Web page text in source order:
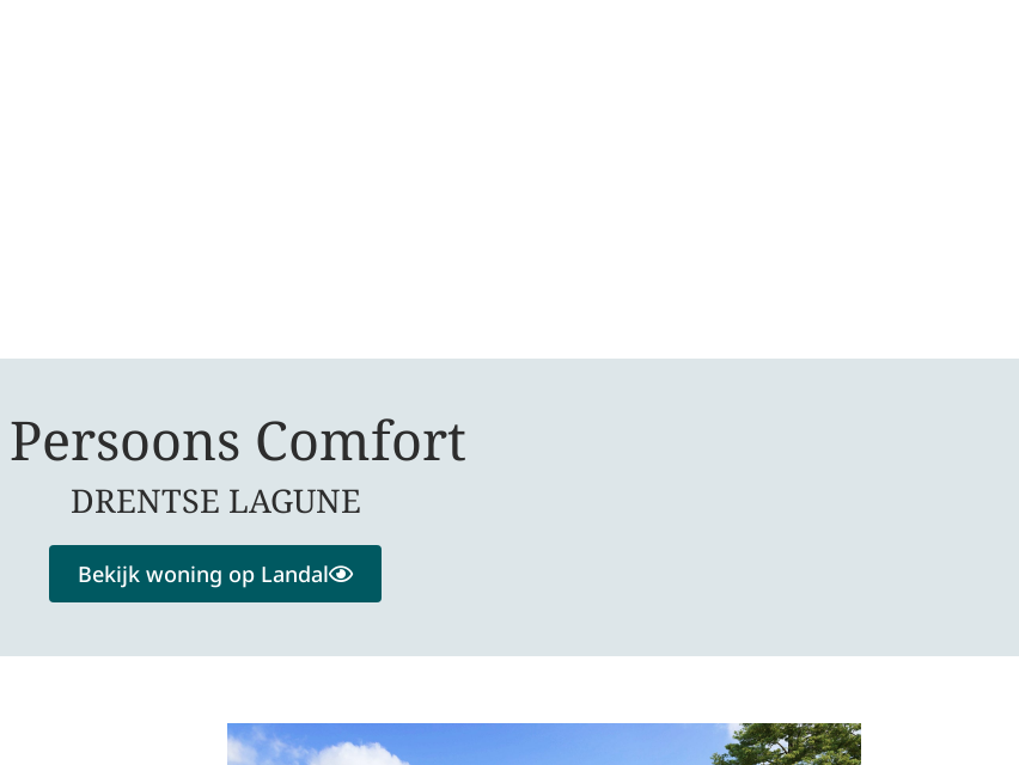
Comfort
DRENTSE LAGUNE
Bekijk woning op Landal